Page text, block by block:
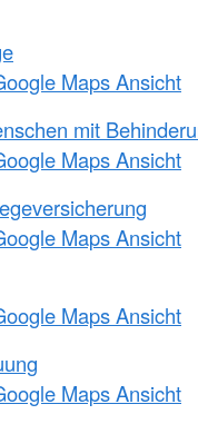
Maps Ansicht
mit
Maps Ansicht
Maps Ansicht
Maps Ansicht
Maps Ansicht